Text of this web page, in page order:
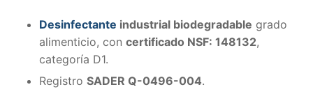
Desinfectante industrial biodegradable grado
alimenticio, con certificado NSF: 148132,
categoría D1.
Registro SADER Q-0496-004.